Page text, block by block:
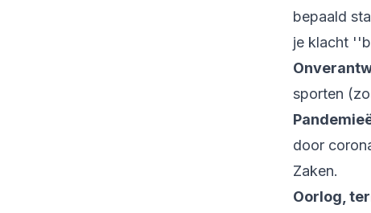
bepaald
je klacht
sporten
door
Zaken.
Oorlog,